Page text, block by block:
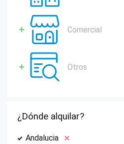
Comercial
Otros
¿Dónde alquilar?
Andalucia